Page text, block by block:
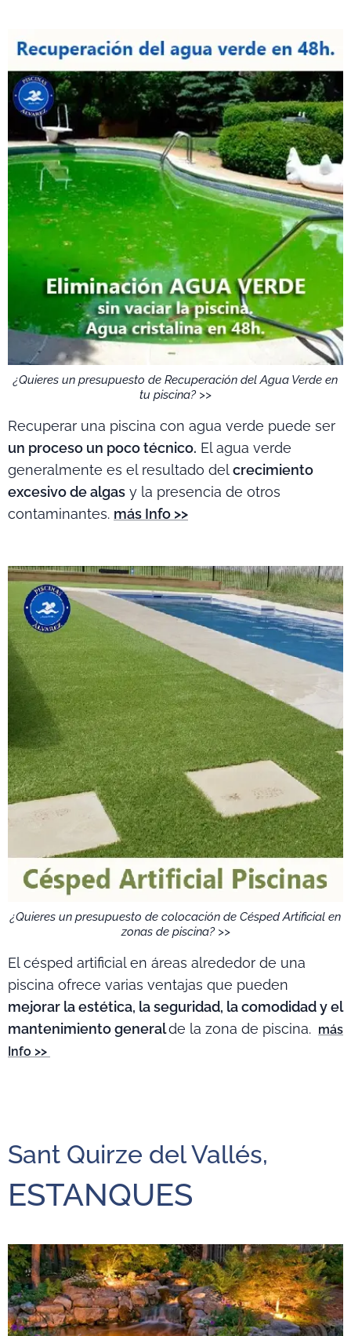
¿Quieres un presupuesto de Recuperación del Agua Verde en
tu piscina? >>
Recuperar una piscina con agua verde puede ser
un proceso un poco técnico. El agua verde
generalmente es el resultado delcrecimiento
excesivo de algas y la presencia de otros
contaminantes. más Info >>
¿Quieres un presupuesto de colocación de Césped Artificial en
zonas de piscina? >>
El césped artificial en áreas alrededor de una
piscina ofrece varias ventajas que pueden
mejorar la estética, la seguridad, la comodidad y el
mantenimiento generalde la zona de piscina. más
Info >>
Sant Quirze del Vallés,
ESTANQUES